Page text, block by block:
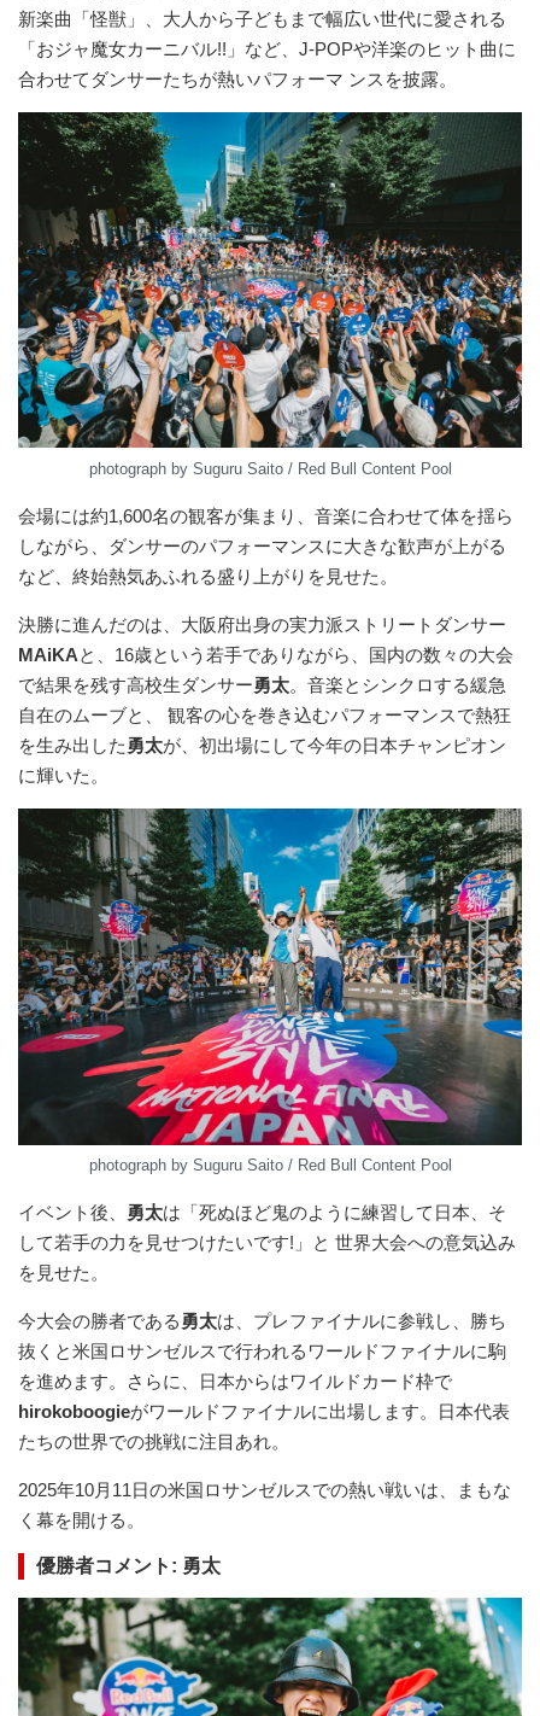
新楽曲「怪獣」、大人から子どもまで幅広い世代に愛される
「おジャ魔女カーニバル!!」など、J-POPや洋楽のヒット曲に
合わせてダンサーたちが熱いパフォーマ ンスを披露。
photograph by Suguru Saito / Red Bull Content Pool
会場には約1,600名の観客が集まり、音楽に合わせて体を揺ら
しながら、ダンサーのパフォーマンスに大きな歓声が上がる
など、終始熱気あふれる盛り上がりを見せた。
決勝に進んだのは、大阪府出身の実力派ストリートダンサー
MAiKAと、16歳という若手でありながら、国内の数々の大会
で結果を残す高校生ダンサー勇太。音楽とシンクロする緩急
自在のムーブと、 観客の心を巻き込むパフォーマンスで熱狂
を生み出した勇太が、初出場にして今年の日本チャンピオン
に輝いた。
photograph by Suguru Saito / Red Bull Content Pool
イベント後、 勇太は「死ぬほど鬼のように練習して日本、そ
して若手の力を見せつけたいです!」と 世界大会への意気込み
を見せた。
今大会の勝者である勇太は、プレファイナルに参戦し、勝ち
抜くと米国ロサンゼルスで行われるワールドファイナルに駒
を進めます。さらに、日本からはワイルドカード枠で
hirokoboogieがワールドファイナルに出場します。日本代表
たちの世界での挑戦に注目あれ。
2025年10月11日の米国ロサンゼルスでの熱い戦いは、まもな
く幕を開ける。
優勝者コメント : 勇太